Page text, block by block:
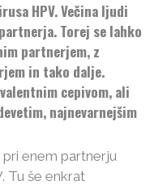
HPV. Večina ljudi
Torej se lahko
partnerjem, z
in tako dalje.
cepivom, ali
najnevarnejšim
enem partnerju
Tu še enkrat